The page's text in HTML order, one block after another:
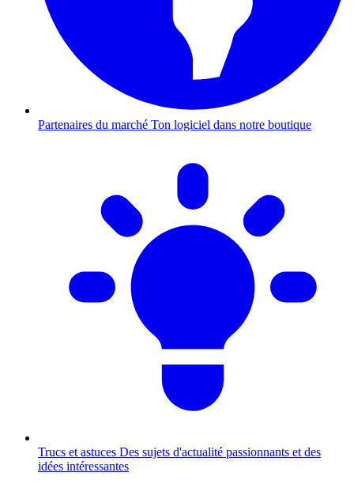
Partenaires du marché Ton logiciel dans notre boutique
Trucs et astuces Des sujets d'actualité passionnants et des
idées intéressantes